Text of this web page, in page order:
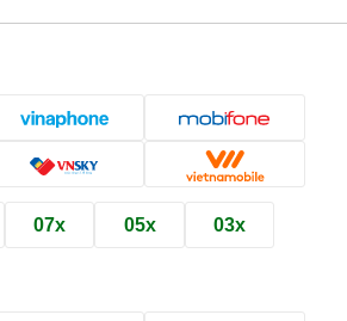
07x 05x 03x